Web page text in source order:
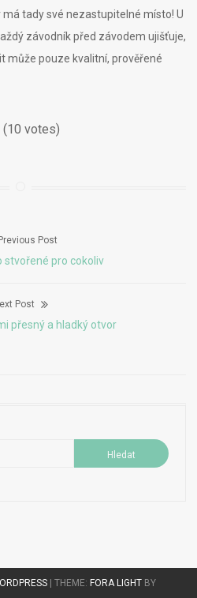
tady své nezastupitelné místo! U
závodník před závodem ujišťuje,
může pouze kvalitní, prověřené
votes)
Previous Post
stvořené pro cokoliv
Post
přesný a hladký otvor
Vyhledávání
THEME: FORA LIGHTBY